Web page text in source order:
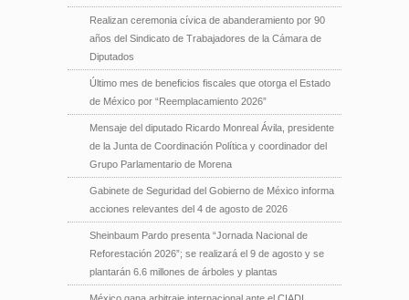
Realizan ceremonia cívica de abanderamiento por 90
años del Sindicato de Trabajadores de la Cámara de
Diputados
Último mes de beneficios fiscales que otorga el Estado
de México por “Reemplacamiento 2026”
Mensaje del diputado Ricardo Monreal Ávila, presidente
de la Junta de Coordinación Política y coordinador del
Grupo Parlamentario de Morena
Gabinete de Seguridad del Gobierno de México informa
acciones relevantes del 4 de agosto de 2026
Sheinbaum Pardo presenta “Jornada Nacional de
Reforestación 2026”; se realizará el 9 de agosto y se
plantarán 6.6 millones de árboles y plantas